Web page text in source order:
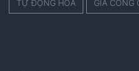
TỰ ĐỘNG HÓA GIA CÔNG